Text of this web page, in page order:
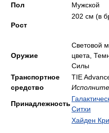
Пол
Мужской
Рост
202 см (в
Оружие
Световой
цвета,
Силы
Транспортное
средство
TIE
Принадлежность
Ситхи
Хайден